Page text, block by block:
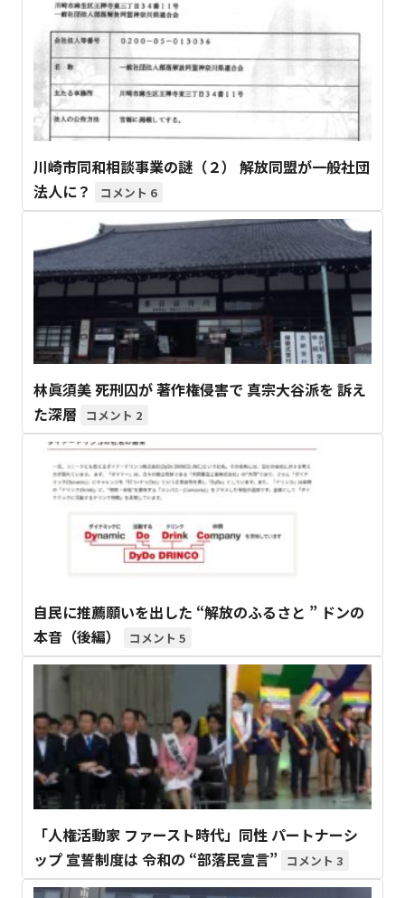
川崎市同和相談事業の謎（２） 解放同盟が一般社団
法人に？
6
林眞須美 死刑囚が 著作権侵害で 真宗大谷派を 訴え
た深層
2
自民に推薦願いを出した “解放のふるさと ” ドンの
本音（後編）
5
「人権活動家 ファースト時代」同性 パートナーシ
ップ 宣誓制度は 令和の “部落民宣言”
3